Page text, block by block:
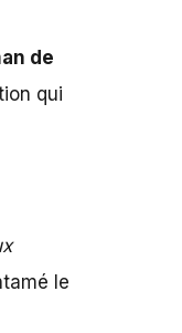
de
qui
le